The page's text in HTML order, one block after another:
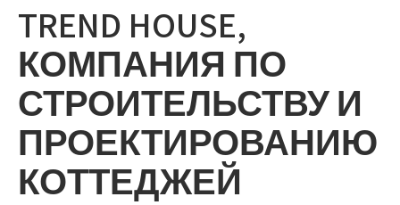
TREND HOUSE,
КОМПАНИЯ ПО
СТРОИТЕЛЬСТВУ И
ПРОЕКТИРОВАНИЮ
КОТТЕДЖЕЙ